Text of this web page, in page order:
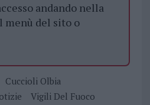
andando nella
menù del sito o
Cuccioli Olbia
Vigili Del Fuoco